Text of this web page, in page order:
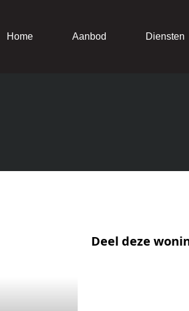
Home Aanbod Diensten